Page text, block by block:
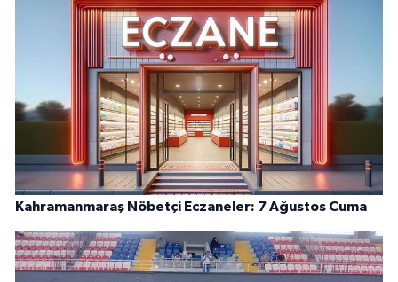
Kahramanmaraş Nöbetçi Eczaneler: 7 Ağustos Cuma